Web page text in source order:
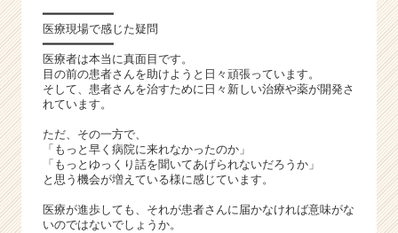
届
く
就
活
ト
チ
ア
ャ
━━━━━━━━━━
医療現場で感じた疑問
━━━━━━━━━━
医療者は本当に真面目です。
目の前の患者さんを助けようと日々頑張っています。
そして、患者さんを治すために日々新しい治療や薬が開発さ
れています。
ただ、その一方で、
「もっと早く病院に来れなかったのか」
「もっとゆっくり話を聞いてあげられないだろうか」
と思う機会が増えている様に感じています。
医療が進歩しても、それが患者さんに届かなければ意味がな
いのではないでしょうか。